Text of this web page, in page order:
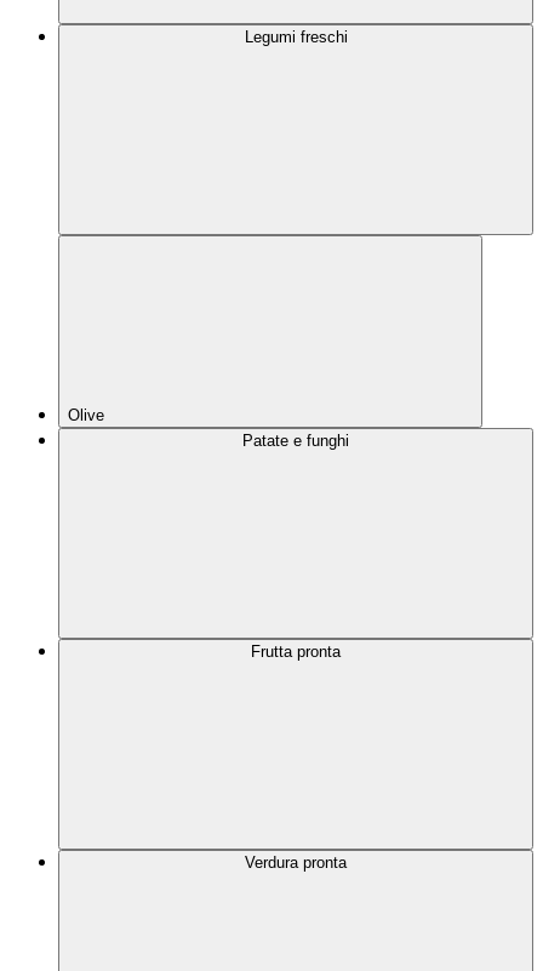
Legumi freschi
Olive
Patate e funghi
Frutta pronta
Verdura pronta